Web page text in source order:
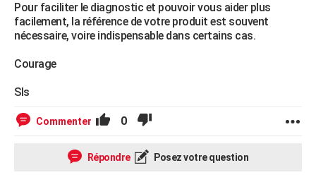
Pour faciliter le diagnostic et pouvoir vous aider plus
facilement, la référence de votre produit est souvent
nécessaire, voire indispensable dans certains cas.
Courage
Sls
Commenter 0
Répondre Posez votre question